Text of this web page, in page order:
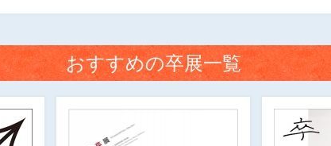
おすすめの卒展一覧